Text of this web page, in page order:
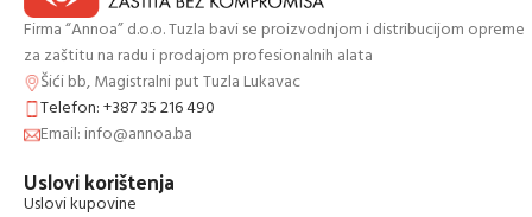
Firma “Annoa” d.o.o. Tuzla bavi se proizvodnjom i distribucijom opreme
za zaštitu na radu i prodajom profesionalnih alata
Šići bb, Magistralni put Tuzla Lukavac
Telefon: +387 35 216 490
Email: info@annoa.ba
Uslovi korištenja
Uslovi kupovine